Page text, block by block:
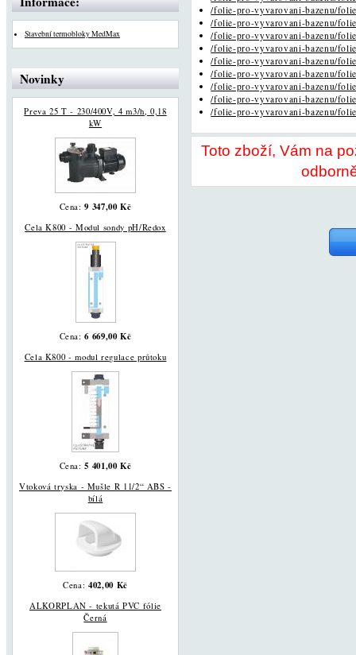
Stavební termobloky MedMax
Novinky
Preva 25 T - 230/400V, 4 m3/h, 0,18
kW
Cena:9 347,00 Kč
Cela K800 - Modul sondy pH/Redox
Cena:6 669,00 Kč
Cela K800 - modul regulace průtoku
Cena:5 401,00 Kč
Vtoková tryska - Mušle R 11/2“ ABS -
bílá
Cena:402,00 Kč
ALKORPLAN - tekutá PVC fólie
Černá
/folie-pro-vyvarovani-bazenu/
/folie-pro-vyvarovani-bazenu/
/folie-pro-vyvarovani-bazenu/
/folie-pro-vyvarovani-bazenu/
/folie-pro-vyvarovani-bazenu/
/folie-pro-vyvarovani-bazenu/
/folie-pro-vyvarovani-bazenu/
/folie-pro-vyvarovani-bazenu/
/folie-pro-vyvarovani-bazenu/
Toto zboží, Vám na